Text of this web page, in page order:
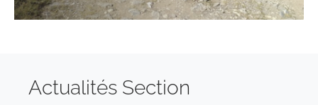
Actualités Section